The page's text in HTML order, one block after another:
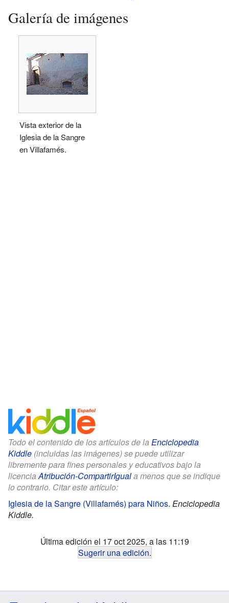
Galería de imágenes
Vista exterior de la
Iglesia de la Sangre
en Villafamés.
Todo el contenido de los artículos de la Enciclopedia
Kiddle (incluidas las imágenes) se puede utilizar
libremente para fines personales y educativos bajo la
licenciaAtribución-CompartirIguala menos que se indique
lo contrario. Citar este artículo:
Iglesia de la Sangre (Villafamés) para Niños. Enciclopedia
Kiddle.
Última edición el 17 oct 2025, a las 11:19
Sugerir una edición.